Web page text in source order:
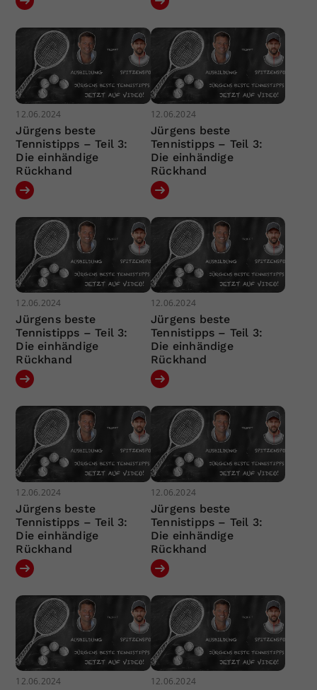
12.06.2024
Jürgens beste
Tennistipps – Teil 3:
Die einhändige
Rückhand
12.06.2024
Jürgens beste
Tennistipps – Teil 3:
Die einhändige
Rückhand
12.06.2024
Jürgens beste
Tennistipps – Teil 3:
Die einhändige
Rückhand
12.06.2024
Jürgens beste
Tennistipps – Teil 3:
Die einhändige
Rückhand
12.06.2024
Jürgens beste
Tennistipps – Teil 3:
Die einhändige
Rückhand
12.06.2024
Jürgens beste
Tennistipps – Teil 3:
Die einhändige
Rückhand
12.06.2024 12.06.2024